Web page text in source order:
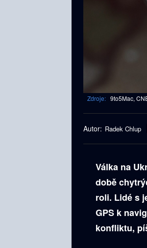
Zdroje: 9to5Mac,
Autor: Radek Chlup
Válka na
době
roli. Lidé s
GPS k
konfliktu,